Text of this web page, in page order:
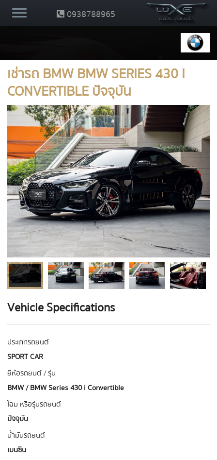
0938788965
เช่ารถ BMW BMW SERIES 430 I
CONVERTIBLE ปัจจุบัน
Vehicle Specifications
ประเภทรถยนต์
SPORT CAR
ยี่ห้อรถยนต์ / รุ่น
BMW / BMW Series 430 i Convertible
โฉม หรือรุ่นรถยนต์
ปัจจุบัน
น้ำมันรถยนต์
เบนซิน